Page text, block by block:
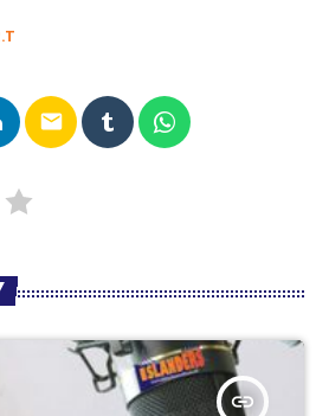
email
insert_link